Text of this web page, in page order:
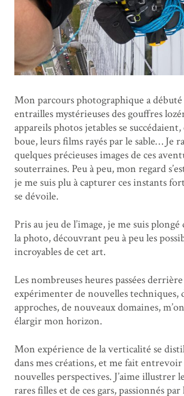
Mon parcours photographique a débuté
entrailles mystérieuses des gouffres
appareils photos jetables se succédaient,
boue, leurs films rayés par le sable… Je
quelques précieuses images de ces
souterraines. Peu à peu, mon regard
je me suis plu à capturer ces instants
se dévoile.
Pris au jeu de l’image, je me suis plongé
la photo, découvrant peu à peu les
incroyables de cet art.
Les nombreuses heures passées
expérimenter de nouvelles techniques,
approches, de nouveaux domaines,
élargir mon horizon.
Mon expérience de la verticalité se
dans mes créations, et me fait
nouvelles perspectives. J’aime illustrer
rares filles et de ces gars, passionnés